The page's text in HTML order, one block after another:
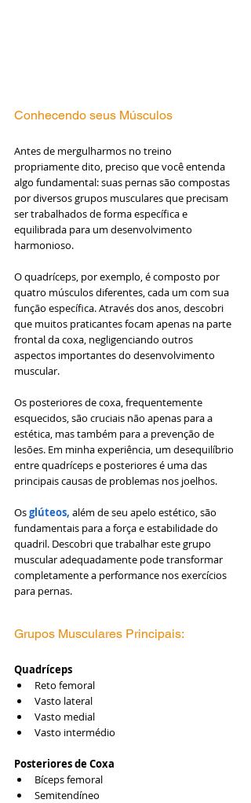
Conhecendo seus Músculos
Antes de mergulharmos no treino
propriamente dito, preciso que você entenda
algo fundamental: suas pernas são compostas
por diversos grupos musculares que precisam
ser trabalhados de forma específica e
equilibrada para um desenvolvimento
harmonioso.
O quadríceps, por exemplo, é composto por
quatro músculos diferentes, cada um com sua
função específica. Através dos anos, descobri
que muitos praticantes focam apenas na parte
frontal da coxa, negligenciando outros
aspectos importantes do desenvolvimento
muscular.
Os posteriores de coxa, frequentemente
esquecidos, são cruciais não apenas para a
estética, mas também para a prevenção de
lesões. Em minha experiência, um desequilíbrio
entre quadríceps e posteriores é uma das
principais causas de problemas nos joelhos.
Os glúteos, além de seu apelo estético, são
fundamentais para a força e estabilidade do
quadril. Descobri que trabalhar este grupo
muscular adequadamente pode transformar
completamente a performance nos exercícios
para pernas.
Grupos Musculares Principais:
Quadríceps
Reto femoral
Vasto lateral
Vasto medial
Vasto intermédio
Posteriores de Coxa
Bíceps femoral
Semitendíneo